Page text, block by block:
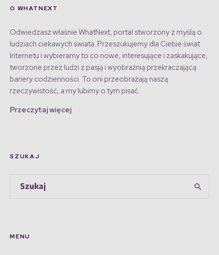
O WHATNEXT
Odwiedzasz właśnie WhatNext, portal stworzony z myślą o
ludziach ciekawych świata. Przeszukujemy dla Ciebie świat
Internetu i wybieramy to co nowe, interesujące i zaskakujące,
tworzone przez ludzi z pasją i wyobraźnią przekraczającą
bariery codzienności. To oni przeobrażają naszą
rzeczywistość, a my lubimy o tym pisać.
Przeczytaj więcej
SZUKAJ
MENU